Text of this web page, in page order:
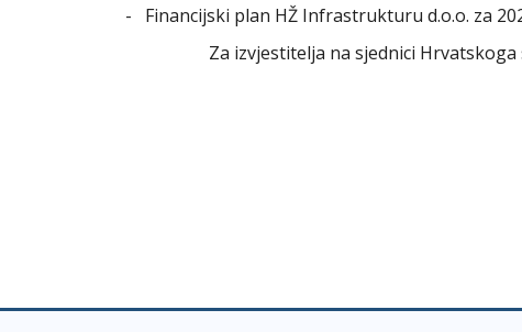
- Financijski plan HŽ Infrastrukturu d.o.o. za
Za izvjestitelja na sjednici